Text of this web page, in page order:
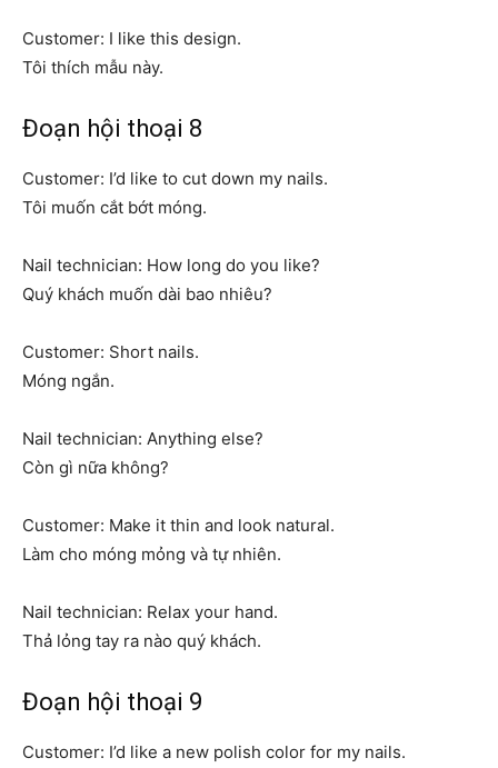
Customer: I like this design.
Tôi thích mẫu này.
Đoạn hội thoại 8
Customer: I’d like to cut down my nails.
Tôi muốn cắt bớt móng.
Nail technician: How long do you like?
Quý khách muốn dài bao nhiêu?
Customer: Short nails.
Móng ngắn.
Nail technician: Anything else?
Còn gì nữa không?
Customer: Make it thin and look natural.
Làm cho móng mỏng và tự nhiên.
Nail technician: Relax your hand.
Thả lỏng tay ra nào quý khách.
Đoạn hội thoại 9
Customer: I’d like a new polish color for my nails.